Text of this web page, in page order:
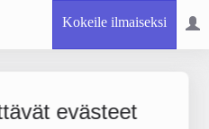
Kokeile ilmaiseksi
evästeetOy